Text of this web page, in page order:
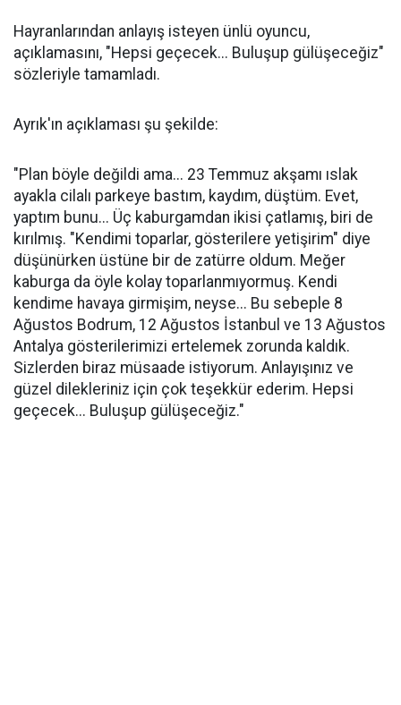
Hayranlarından anlayış isteyen ünlü oyuncu,
açıklamasını, "Hepsi geçecek... Buluşup gülüşeceğiz"
sözleriyle tamamladı.
Ayrık'ın açıklaması şu şekilde:
"Plan böyle değildi ama... 23 Temmuz akşamı ıslak
ayakla cilalı parkeye bastım, kaydım, düştüm. Evet,
yaptım bunu... Üç kaburgamdan ikisi çatlamış, biri de
kırılmış. "Kendimi toparlar, gösterilere yetişirim" diye
düşünürken üstüne bir de zatürre oldum. Meğer
kaburga da öyle kolay toparlanmıyormuş. Kendi
kendime havaya girmişim, neyse... Bu sebeple 8
Ağustos Bodrum, 12 Ağustos İstanbul ve 13 Ağustos
Antalya gösterilerimizi ertelemek zorunda kaldık.
Sizlerden biraz müsaade istiyorum. Anlayışınız ve
güzel dilekleriniz için çok teşekkür ederim. Hepsi
geçecek... Buluşup gülüşeceğiz."